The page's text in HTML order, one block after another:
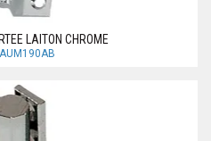
LAITON CHROME